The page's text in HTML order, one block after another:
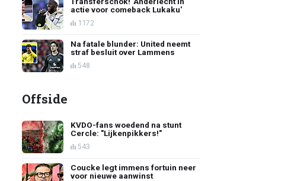
actie voor comeback Lukaku'
1172
Na fatale blunder: United neemt
straf besluit over Lammens
548
Offside
KVDO-fans woedend na stunt
Cercle: "Lijkenpikkers!"
543
Coucke legt immens fortuin neer
voor nieuwe aanwinst